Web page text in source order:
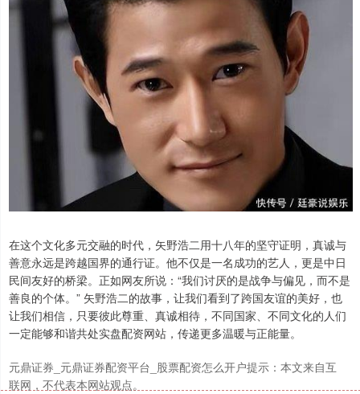
在这个文化多元交融的时代，矢野浩二用十八年的坚守证明，真诚与
善意永远是跨越国界的通行证。他不仅是一名成功的艺人，更是中日
民间友好的桥梁。正如网友所说：“我们讨厌的是战争与偏见，而不是
善良的个体。” 矢野浩二的故事，让我们看到了跨国友谊的美好，也
让我们相信，只要彼此尊重、真诚相待，不同国家、不同文化的人们
一定能够和谐共处实盘配资网站，传递更多温暖与正能量。
元鼎证券_元鼎证券配资平台_股票配资怎么开户提示：本文来自互
联网，不代表本网站观点。